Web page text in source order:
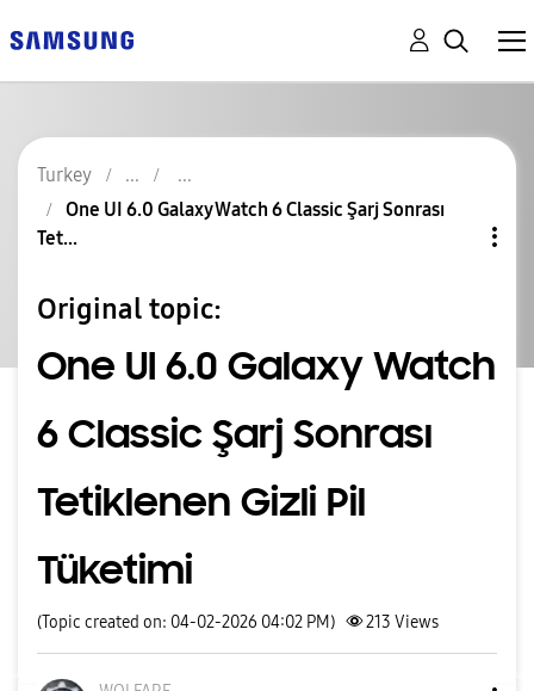
Turkey
One UI 6.0 Galaxy Watch 6 Classic Şarj Sonrası
Tet...
Original topic:
One UI 6.0 Galaxy Watch
6 Classic Şarj Sonrası
Tetiklenen Gizli Pil
Tüketimi
(Topic created on: 04-02-2026 04:02 PM) 213 Views